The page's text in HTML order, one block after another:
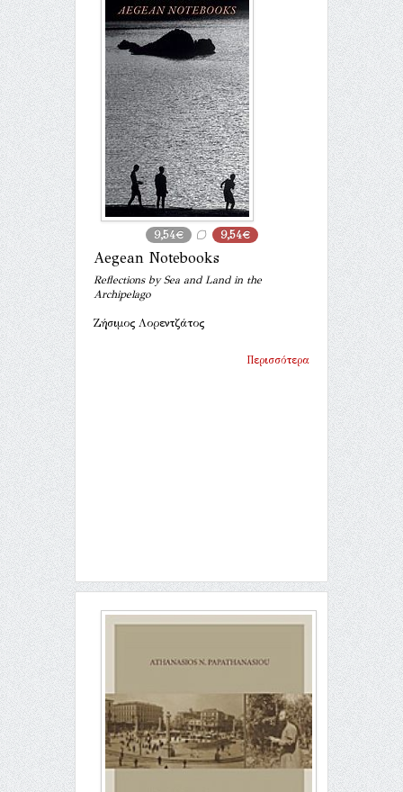
9,54€ 9,54€
Aegean Notebooks
Reflections by Sea and Land in the
Archipelago
Ζήσιμος Λορεντζάτος
Περισσότερα